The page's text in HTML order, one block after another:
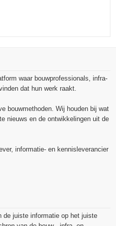
waar bouwprofessionals, infra-
dat hun werk raakt.
bouwmethoden. Wij houden bij wat
nieuws en de ontwikkelingen uit de
informatie- en kennisleverancier
de juiste informatie op het juiste